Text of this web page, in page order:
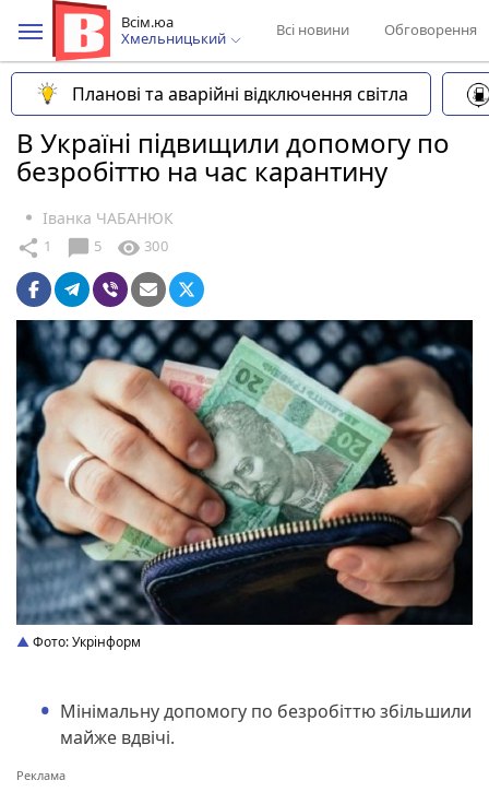
Всім.юа
Хмельницький
Всі новини Обговорення
Планові та аварійні відключення світла
В Україні підвищили допомогу по
безробіттю на час карантину
Іванка ЧАБАНЮК
share 1 chat_bubble 5 visibility 300
Фото: Укрінформ
Мінімальну допомогу по безробіттю збільшили
майже вдвічі.